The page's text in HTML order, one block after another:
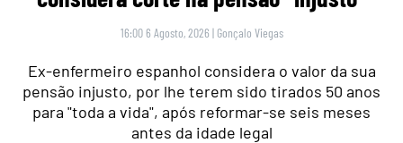
16:00 6 Agosto, 2026 | Gonçalo Viegas
Ex-enfermeiro espanhol considera o valor da sua
pensão injusto, por lhe terem sido tirados 50 anos
para "toda a vida", após reformar-se seis meses
antes da idade legal